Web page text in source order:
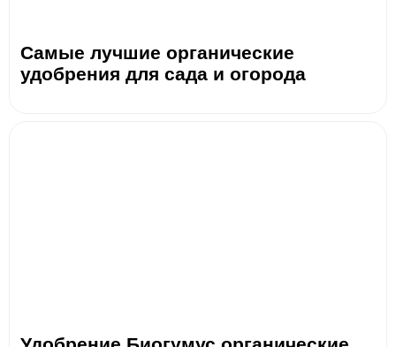
Самые лучшие органические
удобрения для сада и огорода